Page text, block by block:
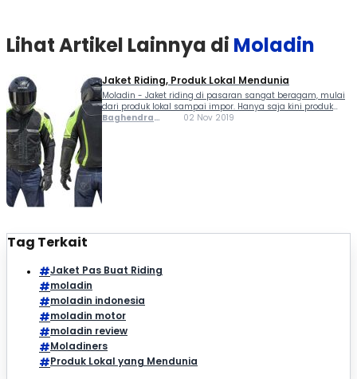
Lihat Artikel Lainnya di Moladin
Jaket Riding, Produk Lokal Mendunia
Moladin - Jaket riding di pasaran sangat beragam, mulai
dari produk lokal sampai impor. Hanya saja kini produk
impor sudah mulai menguasai pasar Indonesia, bahkan
Baghendra
02 Nov 2019
Tag Terkait
Jaket Pas Buat Riding
moladin
moladin indonesia
moladin motor
moladin review
Moladiners
Produk Lokal yang Mendunia